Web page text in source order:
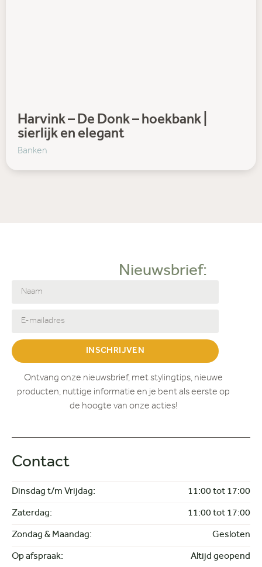
Harvink – De Donk – hoekbank |
sierlijk en elegant
Banken
Nieuwsbrief:
INSCHRIJVEN
Ontvang onze nieuwsbrief, met stylingtips, nieuwe
producten, nuttige informatie en je bent als eerste op
de hoogte van onze acties!
Contact
Dinsdag t/m Vrijdag: 11:00 tot 17:00
Zaterdag: 11:00 tot 17:00
Zondag & Maandag: Gesloten
Op afspraak: Altijd geopend